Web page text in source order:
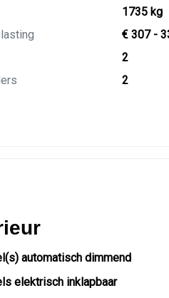
1735 kg
€ 307 -
2
2
automatisch dimmend
elektrisch inklapbaar